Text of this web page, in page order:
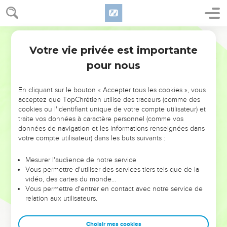
NE MANQUEZ PAS L’ÉVÉNEMENT
DE L’ANNÉE !
ET SI LEURS ERREURS POUVAIENT VOUS ÉVITER LES
VOTRES ?
leur foi ou leur vision. Mais on voit moins les doutes, les erreurs
et les saisons difficiles qu'ils ont traversés, alors même que ce
sont elles qui les ont façonnés.
Dans cette conférence, leaders, entrepreneurs, et responsables
clés pour avancer avec plus de sagesse afin que leurs erreurs
Votre vie privée est importante
pour nous
En cliquant sur le bouton « Accepter tous les cookies », vous
acceptez que TopChrétien utilise des traceurs (comme des
cookies ou l'identifiant unique de votre compte utilisateur) et
traite vos données à caractère personnel (comme vos
données de navigation et les informations renseignées dans
votre compte utilisateur) dans les buts suivants :
Mesurer l'audience de notre service
Vous permettre d'utiliser des services tiers tels que de la
vidéo, des cartes du monde…
Vous permettre d'entrer en contact avec notre service de
relation aux utilisateurs.
Choisir mes cookies